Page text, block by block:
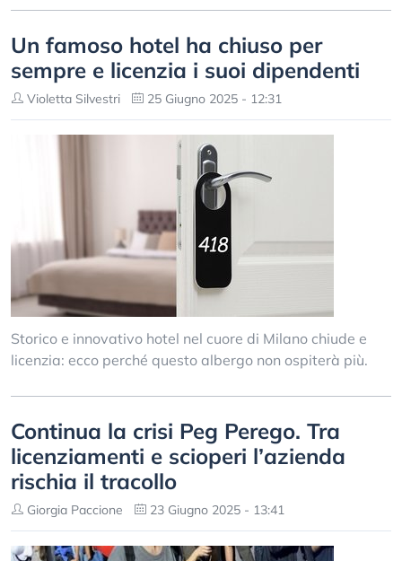
Un famoso hotel ha chiuso per
sempre e licenzia i suoi dipendenti
Violetta Silvestri 25 Giugno 2025 - 12:31
Storico e innovativo hotel nel cuore di Milano chiude e
licenzia: ecco perché questo albergo non ospiterà più.
Continua la crisi Peg Perego. Tra
licenziamenti e scioperi l’azienda
rischia il tracollo
Giorgia Paccione 23 Giugno 2025 - 13:41